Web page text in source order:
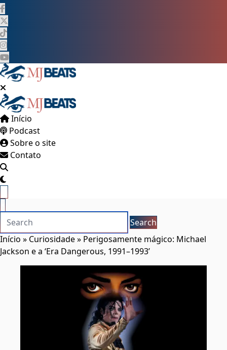
Pular
para
o
conteúdo
Início
Podcast
Sobre o site
Contato
Início » Curiosidade» Perigosamente mágico: Michael
Jackson e a ‘Era Dangerous, 1991–1993’